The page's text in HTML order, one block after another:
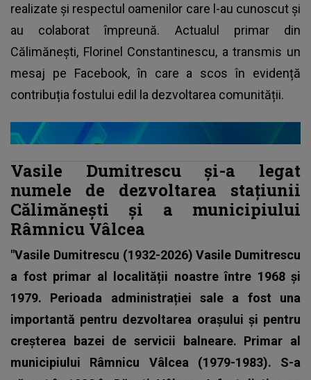
realizate și respectul oamenilor care l-au cunoscut și
au colaborat împreună. Actualul primar din
Călimănești, Florinel Constantinescu, a transmis un
mesaj pe Facebook, în care a scos în evidență
contribuția fostului edil la dezvoltarea comunității.
Vasile Dumitrescu și-a legat
numele de dezvoltarea stațiunii
Călimănești și a municipiului
Râmnicu Vâlcea
"Vasile Dumitrescu (1932-2026) Vasile Dumitrescu
a fost primar al localității noastre între 1968 și
1979. Perioada administrației sale a fost una
importantă pentru dezvoltarea orașului și pentru
creșterea bazei de servicii balneare. Primar al
municipiului Râmnicu Vâlcea (1979-1983). S-a